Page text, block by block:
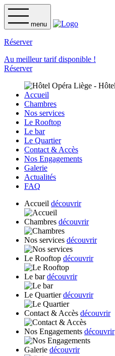
menu
Réserver
Au meilleur tarif disponible !
Réserver
Accueil
Chambres
Nos services
Le Rooftop
Le bar
Le Quartier
Contact & Accès
Nos Engagements
Galerie
Actualités
FAQ
Accueil découvrir
Chambres découvrir
Nos services découvrir
Le Rooftop découvrir
Le bar découvrir
Le Quartier découvrir
Contact & Accès découvrir
Nos Engagements découvrir
Galerie découvrir